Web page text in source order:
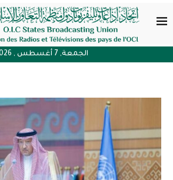
الجمعة, 7 أغسطس , 2026